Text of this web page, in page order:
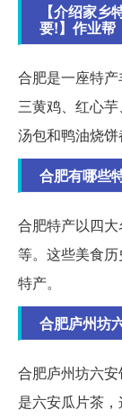
【介绍家
要!】作业帮
合肥是一座特产
三黄鸡、红心
汤包和鸭油烧饼
合肥有哪些
合肥特产以四
等。这些美食
特产。
合肥庐州坊
合肥庐州坊六
是六安瓜片茶